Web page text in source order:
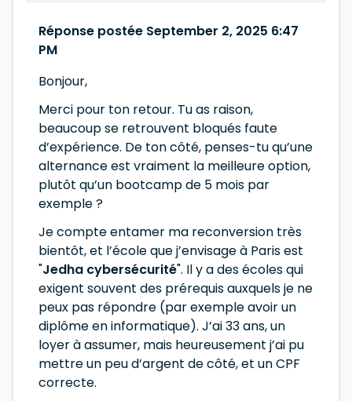
Réponse postée September 2, 2025 6:47
PM
Bonjour,
Merci pour ton retour. Tu as raison,
beaucoup se retrouvent bloqués faute
d’expérience. De ton côté, penses-tu qu’une
alternance est vraiment la meilleure option,
plutôt qu’un bootcamp de 5 mois par
exemple ?
Je compte entamer ma reconversion très
bientôt, et l’école que j’envisage à Paris est
"Jedha cybersécurité". Il y a des écoles qui
exigent souvent des prérequis auxquels je ne
peux pas répondre (par exemple avoir un
diplôme en informatique). J’ai 33 ans, un
loyer à assumer, mais heureusement j’ai pu
mettre un peu d’argent de côté, et un CPF
correcte.